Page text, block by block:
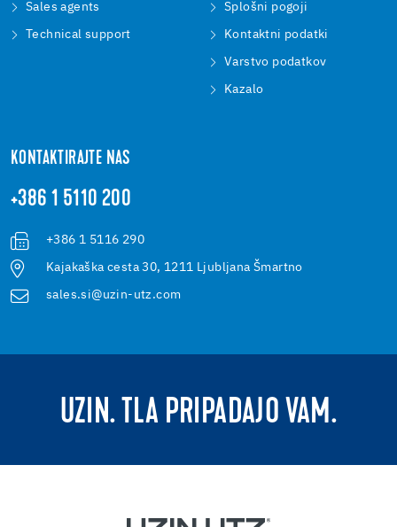
Sales agents
Technical support
Splošni pogoji
Kontaktni podatki
Varstvo podatkov
Kazalo
KONTAKTIRAJTE NAS
+386 1 5110 200
+386 1 5116 290
Kajakaška cesta 30, 1211 Ljubljana Šmartno
sales.si@uzin-utz.com
UZIN. TLA PRIPADAJO VAM.